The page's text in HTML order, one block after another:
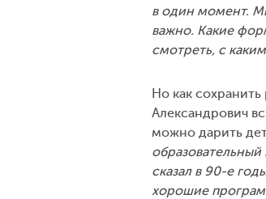
в один момент.
важно. Какие
смотреть, с
Но как
Александрович
можно дарить
сказал в 90-е
хорошие